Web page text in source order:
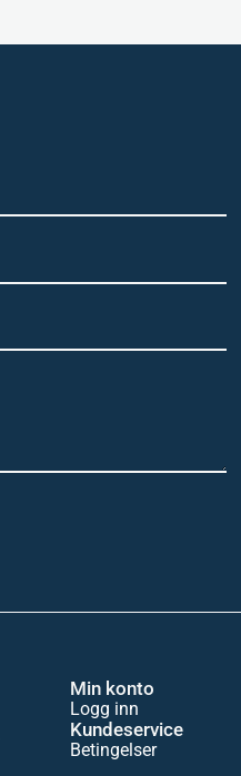
Min konto
Logg inn
Kundeservice
Betingelser